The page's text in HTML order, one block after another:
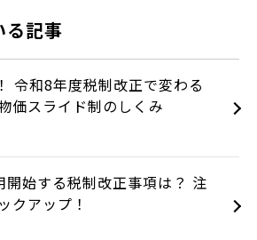
る記事
令和8年度税制改正で変わる
価スライド制のしくみ
始する税制改正事項は？ 注
クアップ！